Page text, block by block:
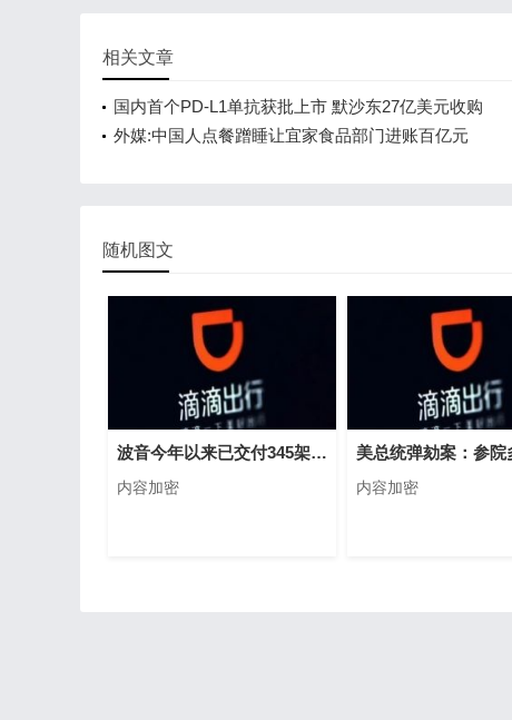
相关文章
国内首个PD-L1单抗获批上市 默沙东27亿美元收购
外媒:中国人点餐蹭睡让宜家食品部门进账百亿元
随机图文
波音今年以来已交付345架飞机 总量不到去年一半
内容加密 内容加密